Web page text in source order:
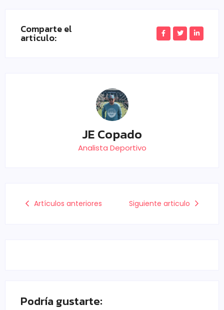
Comparte el
articulo:
JE Copado
Analista Deportivo
Artículos anteriores Siguiente articulo
Podría gustarte: